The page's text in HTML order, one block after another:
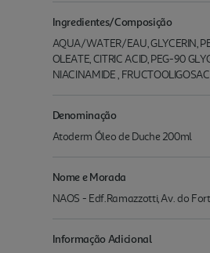
Ingredientes/Composição
AQUA/WATER/EAU, GLYCERIN,
OLEATE, CITRIC ACID, PEG-90
NIACINAMIDE ,
Denominação
Atoderm Óleo de Duche 200ml
Nome e Morada
NAOS - Edf.Ramazzotti, Av. do
Informação Adicional